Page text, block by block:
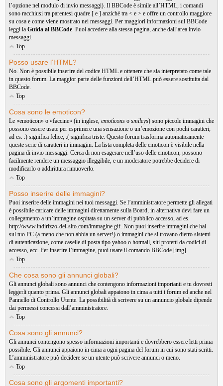
l’opzione nel modulo di invio messaggi). Il BBCode è simile all’HTML, i comandi
sono racchiusi tra parentesi quadre [ e ] anziché tra < e > e offre un controllo maggiore
su cosa e come viene mostrato nei messaggi. Per maggiori informazioni sul BBCode
leggi la Guida al BBCode. Puoi accedere alla stessa pagina, anche dall’area invio
messaggi.
Top
Posso usare l’HTML?
No. Non è possibile inserire del codice HTML e ottenere che sia interpretato come tale
in questo forum. La maggior parte delle funzioni dell’HTML può essere sostituita dal
BBCode.
Top
Cosa sono le emoticon?
Le «emoticon» o «faccine» (in inglese, emoticons o smileys) sono piccole immagini che
possono essere usate per esprimere una sensazione o un’emozione con pochi caratteri;
ad es. :) significa felice, :( significa triste. Questo forum trasforma automaticamente
queste serie di caratteri in immagini. La lista completa delle emoticon è visibile nella
pagina di invio messaggi. Cerca di non esagerare nell’uso delle emoticon, possono
facilmente rendere un messaggio illeggibile, e un moderatore potrebbe decidere di
modificarlo o addirittura rimuoverlo.
Top
Posso inserire delle immagini?
Puoi inserire delle immagini nei tuoi messaggi. Se l’amministratore permette gli allegati
è possibile caricare delle immagini direttamente sulla Board, in alternativa devi fare un
collegamento a un’immagine ospitata su un server di pubblico accesso, ad es.
http://www.indirizzo-del-sito.com/immagine.gif. Non puoi inserire immagini che hai
sul tuo PC (a meno che non abbia un server!) o immagini che si trovano dietro sistemi
di autenticazione, come caselle di posta tipo yahoo o hotmail, siti protetti da codici di
accesso, ecc. Per inserire l’immagine, puoi usare il comando BBCode [img].
Top
Che cosa sono gli annunci globali?
Gli annunci globali sono annunci che contengono informazioni importanti e tu dovresti
leggerli quanto prima. Gli annunci globali appaiono in cima a tutti i forum ed anche nel
Pannello di Controllo Utente. La possibilità di scrivere su un annuncio globale dipende
dai permessi concessi dall’amministratore.
Top
Cosa sono gli annunci?
Gli annunci contengono spesso informazioni importanti e dovrebbero essere letti prima
possibile. Gli annunci appaiono in cima a ogni pagina del forum in cui sono stati scritti.
L’amministratore può decidere se un utente può scrivere annunci o meno.
Top
Cosa sono gli argomenti importanti?